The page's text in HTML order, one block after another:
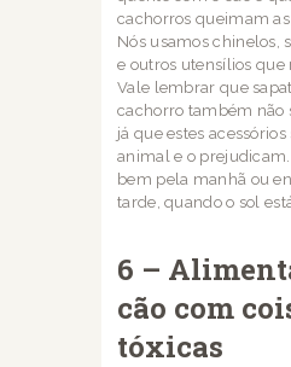
cachorros queimam as
Nós usamos chinelos,
e outros utensíliosque
Vale lembrar que
cachorro também não
já que estes
animal e o
bem pela manhã ou
tarde, quando o sol
6 –
cão com
tóxicas